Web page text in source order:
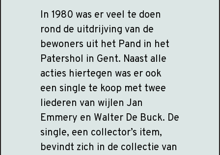
In 1980 was er veel te doen
rond de uitdrijving van de
bewoners uit het Pand in het
Patershol in Gent. Naast alle
acties hiertegen was er ook
een single te koop met twee
liederen van wijlen Jan
Emmery en Walter De Buck. De
single, een collector’s item,
bevindt zich in de collectie van